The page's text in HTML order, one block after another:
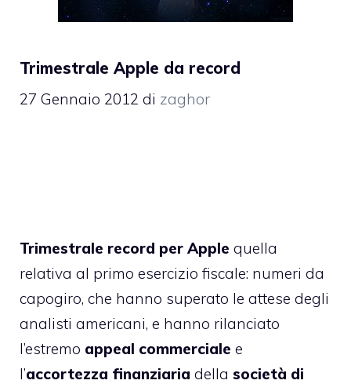
Trimestrale Apple da record
27 Gennaio 2012 di zaghor
Trimestrale record per Apple quella
relativa al primo esercizio fiscale: numeri da
capogiro, che hanno superato le attese degli
analisti americani, e hanno rilanciato
l’estremo appeal commerciale e
l’accortezza finanziaria della società di